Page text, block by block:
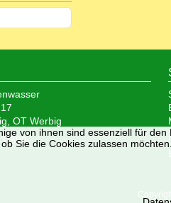
OT Werbig
890
von ihnen sind essenziell für
Sie die Cookies zulassen